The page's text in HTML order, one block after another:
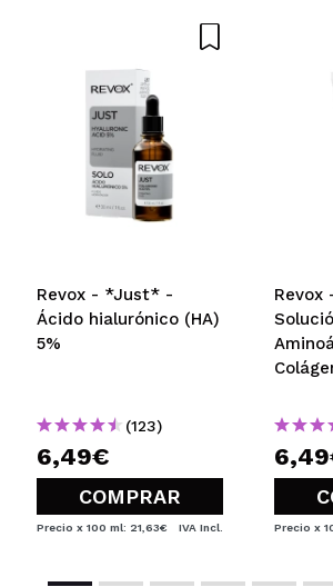
Revox - *Just* -
Ácido hialurónico (HA)
5%
(123)
6,49€
COMPRAR
Precio x 100 ml: 21,63€ IVA Incl. Precio x